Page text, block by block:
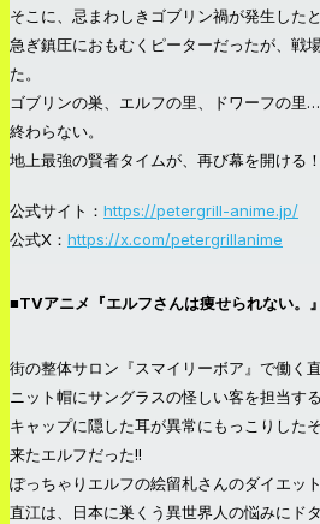
そこに、忌まわしきゴブリン禍が発生した
急ぎ鎮圧におもむくピーターだったが、戦
た。
ゴブリンの巣、エルフの里、ドワーフの
終わらない。
地上最強の賢者タイムが、再び幕を開ける！
公式サイト： https://petergrill-anime.jp/
公式X： https://x.com/petergrillanime
■TVアニメ『エルフさんは痩せられない。
街の整体サロン『スマイリーボア』で働く
ニット帽にサングラスの怪しい客を担当す
キャップに隠した耳が異常にもっこりした
来たエルフだった!!
ぽっちゃりエルフの絵留札さんのダイエッ
直江は、日本に巣くう異世界人の悩みにド